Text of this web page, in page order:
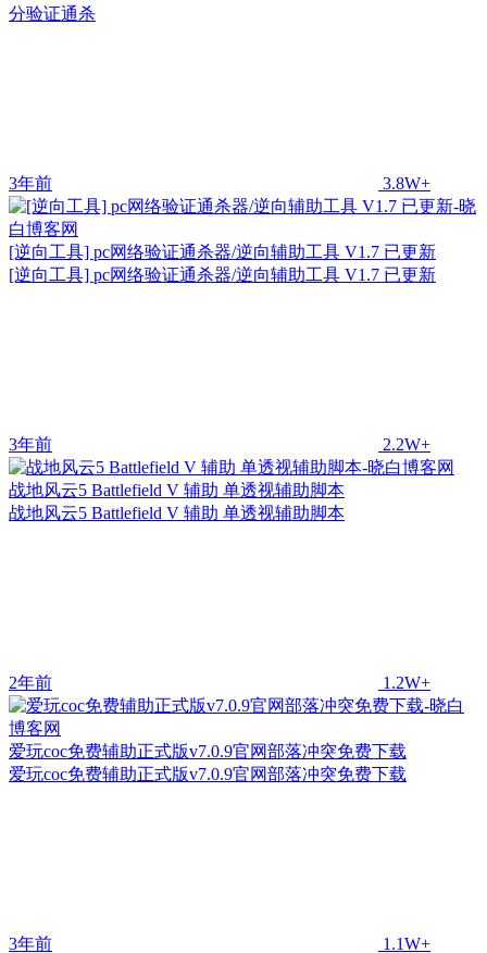
分验证通杀
3年前 3.8W+
[逆向工具] pc网络验证通杀器/逆向辅助工具 V1.7 已更新
[逆向工具] pc网络验证通杀器/逆向辅助工具 V1.7 已更新
3年前 2.2W+
战地风云5 Battlefield V 辅助 单透视辅助脚本
战地风云5 Battlefield V 辅助 单透视辅助脚本
2年前 1.2W+
爱玩coc免费辅助正式版v7.0.9官网部落冲突免费下载
爱玩coc免费辅助正式版v7.0.9官网部落冲突免费下载
3年前 1.1W+